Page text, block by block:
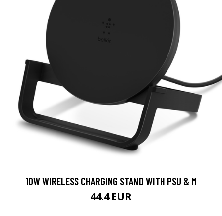
10W WIRELESS CHARGING STAND WITH PSU & M
44.4 EUR